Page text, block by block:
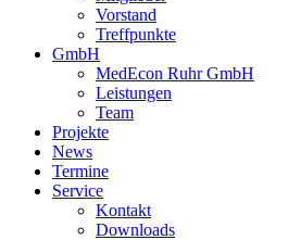
Vorstand
Treffpunkte
GmbH
MedEcon Ruhr GmbH
Leistungen
Team
Projekte
News
Termine
Service
Kontakt
Downloads